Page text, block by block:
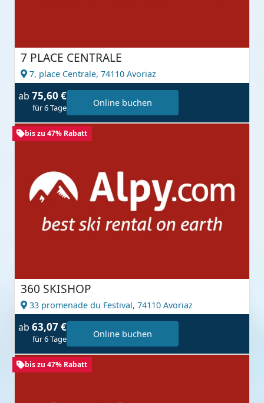
7 PLACE CENTRALE
7, place Centrale, 74110 Avoriaz
ab 75,60 €
für 6 Tage Online buchen
bis zu 47% Rabatt
360 SKISHOP
33 promenade du Festival, 74110 Avoriaz
ab 63,07 €
für 6 Tage Online buchen
bis zu 47% Rabatt